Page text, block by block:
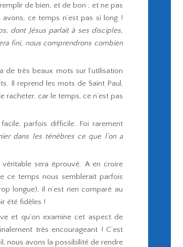
de bien, et de bon ; et ne pas
ce temps n’est pas si long !
dont Jésus parlait à ses disciples,
fini, nous comprendrons combien
de très beaux mots sur l’utilisation
Il reprend les mots de Saint Paul,
racheter, car le temps, ce n’est pas
parfois difficile. Foi rarement
dans les ténèbres ce que l’on a
sera éprouvé. A en croire
ce temps nous semblerait parfois
longue), il n’est rien comparé au
été fidèles !
et qu’on examine cet aspect de
très encourageant ! C’est
nous avons la possibilité de rendre